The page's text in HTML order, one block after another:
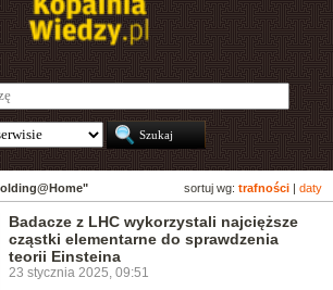
sortuj wg: trafności daty
Badacze z LHC wykorzystali najcięższe
cząstki elementarne do sprawdzenia
teorii Einsteina
23 stycznia 2025, 09:51